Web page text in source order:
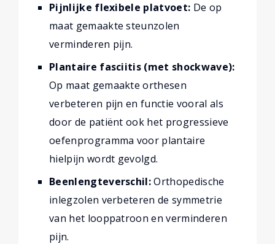
Pijnlijke flexibele platvoet: De op
maat gemaakte steunzolen
verminderen pijn.
Plantaire fasciitis (met shockwave):
Op maat gemaakte orthesen
verbeteren pijn en functie vooral als
door de patiënt ook het progressieve
oefenprogramma voor plantaire
hielpijn wordt gevolgd.
Beenlengteverschil:Orthopedische
inlegzolen verbeteren de symmetrie
van het looppatroon en verminderen
pijn.